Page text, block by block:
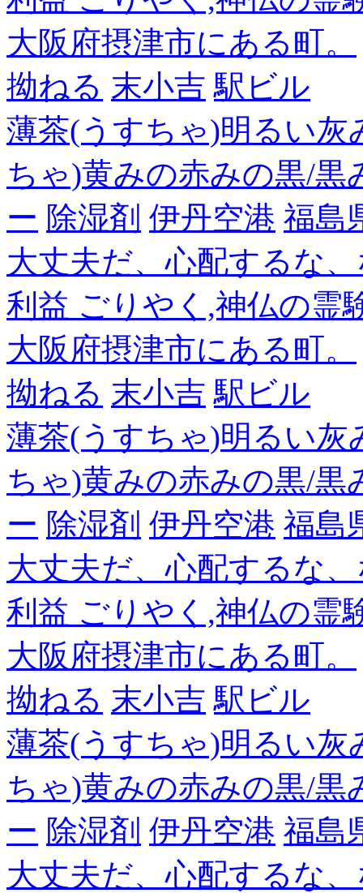
大阪府摂津市にある町。
拗ねる 末小吉 駅ビル
薄茶(うすちゃ)明るい灰
ちゃ)黄みの赤みの黒/黒
ー 除湿剤 伊丹空港 福島
大丈夫だ、心配するな
利益 ごりやく,神仏の霊
大阪府摂津市にある町。
拗ねる 末小吉 駅ビル
薄茶(うすちゃ)明るい灰
ちゃ)黄みの赤みの黒/黒
ー 除湿剤 伊丹空港 福島
大丈夫だ、心配するな
利益 ごりやく,神仏の霊
大阪府摂津市にある町。
拗ねる 末小吉 駅ビル
薄茶(うすちゃ)明るい灰
ちゃ)黄みの赤みの黒/黒
ー 除湿剤 伊丹空港 福島
大丈夫だ、心配するな